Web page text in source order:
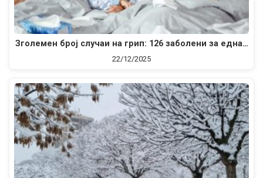
Зголемен број случаи на грип: 126 заболени за една…
22/12/2025